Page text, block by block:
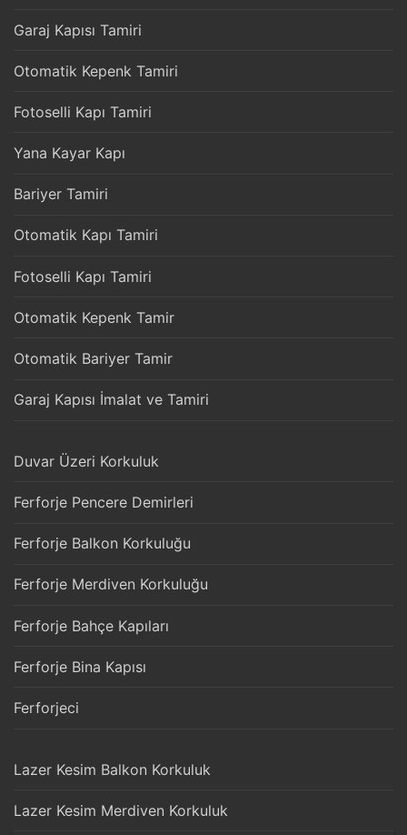
Garaj Kapısı Tamiri
Otomatik Kepenk Tamiri
Fotoselli Kapı Tamiri
Yana Kayar Kapı
Bariyer Tamiri
Otomatik Kapı Tamiri
Fotoselli Kapı Tamiri
Otomatik Kepenk Tamir
Otomatik Bariyer Tamir
Garaj Kapısı İmalat ve Tamiri
Duvar Üzeri Korkuluk
Ferforje Pencere Demirleri
Ferforje Balkon Korkuluğu
Ferforje Merdiven Korkuluğu
Ferforje Bahçe Kapıları
Ferforje Bina Kapısı
Ferforjeci
Lazer Kesim Balkon Korkuluk
Lazer Kesim Merdiven Korkuluk